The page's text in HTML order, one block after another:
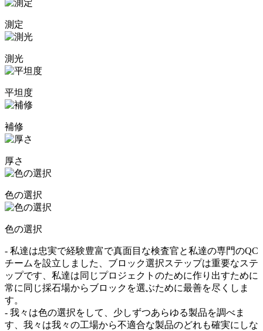
測定
測光
平坦度
補修
厚さ
色の選択
色の選択
- 私達は忠実で経験豊富で真面目な検査官と私達の専門のQC
チームを設立しました、ブロック選択ステップは重要なステ
ップです、私達は同じプロジェクトのために作り出すために
常に同じ採石場からブロックを選ぶために最善を尽くしま
す。
- 我々は色の選択をして、少しずつあらゆる製品を調べま
す、我々は我々の工場から不適合な製品のどれも確実にしな